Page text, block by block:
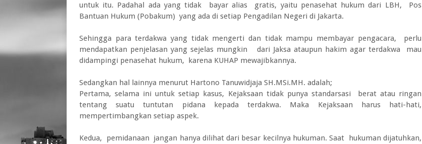
untuk itu. Padahal ada yang tidak bayar alias gratis, yaitu penasehat hukum dari LBH, Pos
Bantuan Hukum (Pobakum) yang ada di setiap Pengadilan Negeri di Jakarta.
Sehingga para terdakwa yang tidak mengerti dan tidak mampu membayar pengacara, perlu
mendapatkan penjelasan yang sejelas mungkin dari Jaksa ataupun hakim agar terdakwa mau
didampingi penasehat hukum, karena KUHAP mewajibkannya.
Sedangkan hal lainnya menurut Hartono Tanuwidjaja SH.MSi.MH. adalah;
Pertama, selama ini untuk setiap kasus, Kejaksaan tidak punya standarsasi berat atau ringan
tentang suatu tuntutan pidana kepada terdakwa. Maka Kejaksaan harus hati-hati,
mempertimbangkan setiap aspek.
Kedua, pemidanaan jangan hanya dilihat dari besar kecilnya hukuman. Saat hukuman dijatuhkan,